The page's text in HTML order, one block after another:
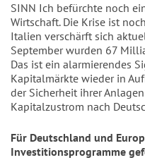
SINN Ich befürchte noch
Wirtschaft. Die Krise ist
Italien verschärft sich
September wurden 67
Das ist ein alarmierendes
Kapitalmärkte wieder in
der Sicherheit ihrer
Kapitalzustrom nach
Für Deutschland und
Investitionsprogramme